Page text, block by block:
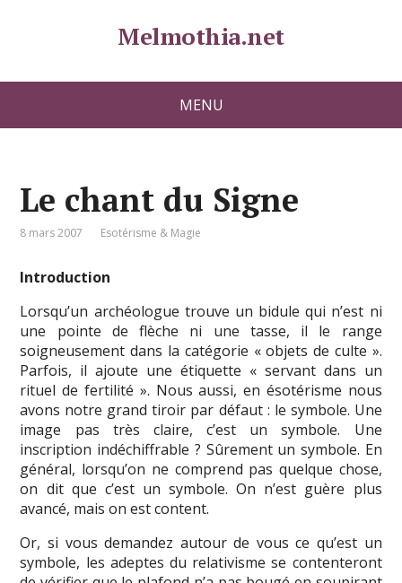
Melmothia.net
MENU
Le chant du Signe
8 mars 2007 Esotérisme & Magie
Introduction
Lorsqu’un archéologue trouve un bidule qui n’est ni
une pointe de flèche ni une tasse, il le range
soigneusement dans la catégorie « objets de culte ».
Parfois, il ajoute une étiquette « servant dans un
rituel de fertilité ». Nous aussi, en ésotérisme nous
avons notre grand tiroir par défaut : le symbole. Une
image pas très claire, c’est un symbole. Une
inscription indéchiffrable ? Sûrement un symbole. En
général, lorsqu’on ne comprend pas quelque chose,
on dit que c’est un symbole. On n’est guère plus
avancé, mais on est content.
Or, si vous demandez autour de vous ce qu’est un
symbole, les adeptes du relativisme se contenteront